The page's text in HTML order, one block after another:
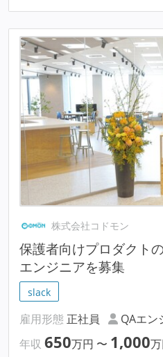
株式会社コドモン
保護者向けプロダクト
エンジニアを募集
slack
雇用形態 正社員 QAエン
年収 650万円 〜 1,000